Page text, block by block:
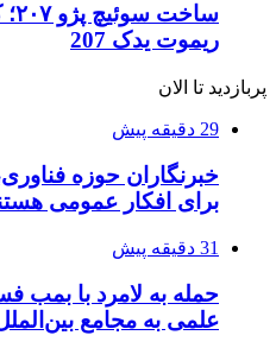
ریموت یدک 207
پربازدید تا الان
29 دقیقه پیش
خبرنگاران حوزه
برای افکار عمومی
31 دقیقه پیش
حمله به لامرد با بمب
علمی به مجامع